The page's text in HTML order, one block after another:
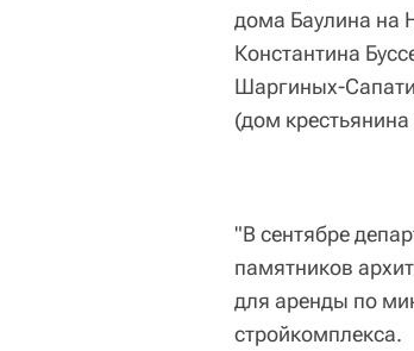
дома Баулина на
Константина
Шаргиных-
(дом
"В сентябре
памятников
для аренды по
стройкомплекса.